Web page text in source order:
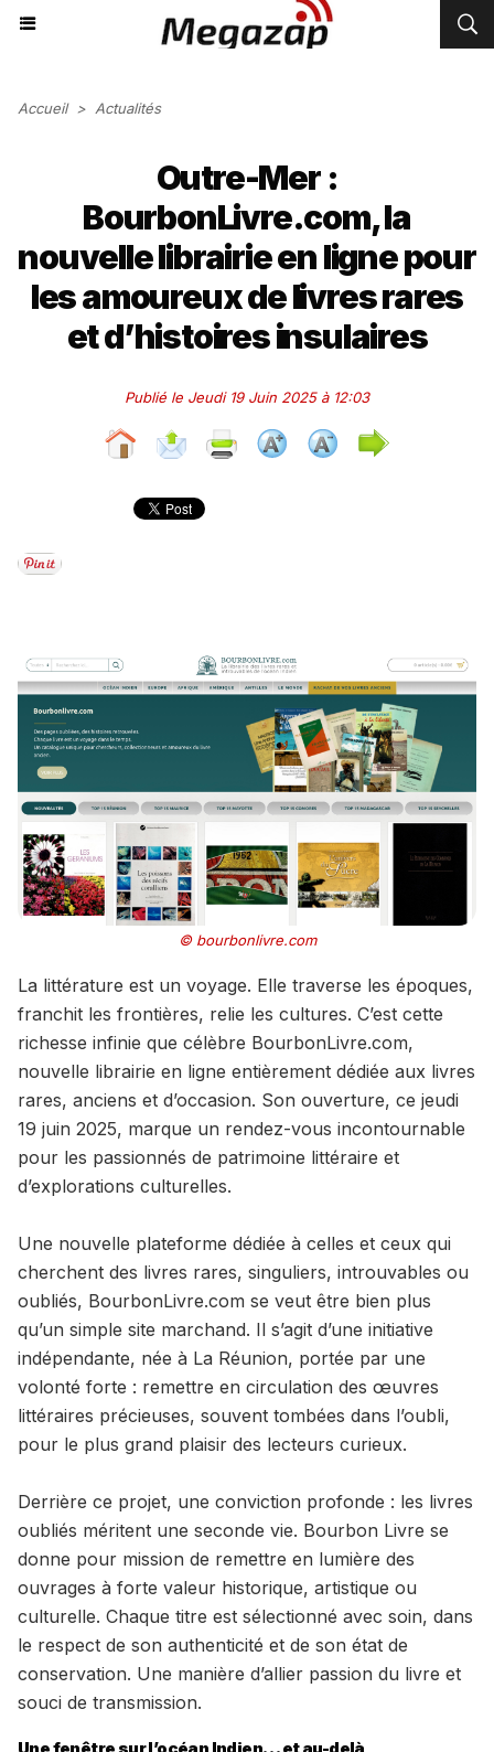
Accueil > Actualités
Outre-Mer :
BourbonLivre.com, la
nouvelle librairie en ligne pour
les amoureux de livres rares
et d’histoires insulaires
Publié le Jeudi 19 Juin 2025 à 12:03
© bourbonlivre.com
La littérature est un voyage. Elle traverse les époques,
franchit les frontières, relie les cultures. C’est cette
richesse infinie que célèbre BourbonLivre.com,
nouvelle librairie en ligne entièrement dédiée aux livres
rares, anciens et d’occasion. Son ouverture, ce jeudi
19 juin 2025, marque un rendez-vous incontournable
pour les passionnés de patrimoine littéraire et
d’explorations culturelles.
Une nouvelle plateforme dédiée à celles et ceux qui
cherchent des livres rares, singuliers, introuvables ou
oubliés, BourbonLivre.com se veut être bien plus
qu’un simple site marchand. Il s’agit d’une initiative
indépendante, née à La Réunion, portée par une
volonté forte : remettre en circulation des œuvres
littéraires précieuses, souvent tombées dans l’oubli,
pour le plus grand plaisir des lecteurs curieux.
Derrière ce projet, une conviction profonde : les livres
oubliés méritent une seconde vie. Bourbon Livre se
donne pour mission de remettre en lumière des
ouvrages à forte valeur historique, artistique ou
culturelle. Chaque titre est sélectionné avec soin, dans
le respect de son authenticité et de son état de
conservation. Une manière d’allier passion du livre et
souci de transmission.